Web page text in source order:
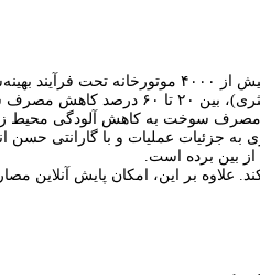
با توجه به سطح نوسازی انجام‌شده در
به جزئیات عملیات و با گارانتی
بین برده است.
علاوه بر این، امکان پایش آنلاین